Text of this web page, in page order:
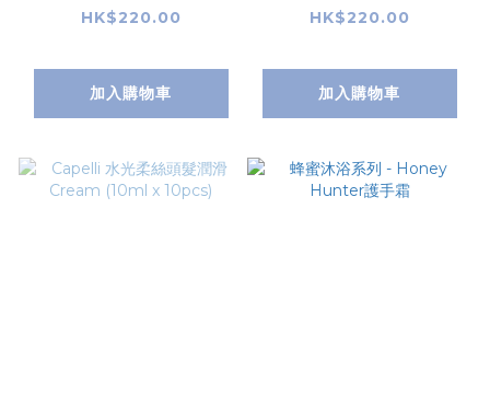
(100g)
HK$220.00
加入購物車
HK$220.00
加入購物車